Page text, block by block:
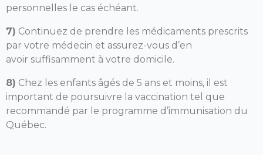
personnelles le cas échéant.
7) Continuez de prendre les médicaments prescrits
par votre médecin et assurez-vous d’en
avoir suffisamment à votre domicile.
8) Chez les enfants âgés de 5 ans et moins, il est
important de poursuivre la vaccination tel que
recommandé par le programme d’immunisation du
Québec.